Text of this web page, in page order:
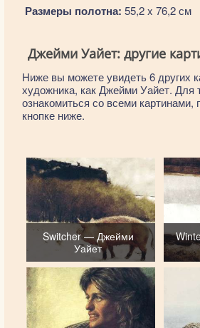
Размеры полотна: 55,2 x 76,2 см
Джейми Уайет: другие
Ниже вы можете увидеть 6 других
художника, как Джейми Уайет. Для
ознакомиться со всеми картинами,
кнопке ниже.
Switcher — Джейми
Уайет